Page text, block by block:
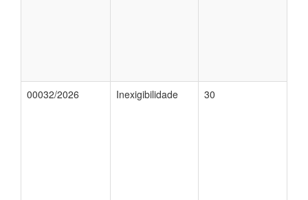
00032/2026 Inexigibilidade 30